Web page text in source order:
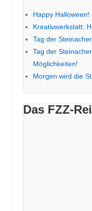
Happy Halloween!
Kreativwerkstatt:
Tag der
Tag der
Möglichkeiten!
Morgen wird die
Das FZZ-